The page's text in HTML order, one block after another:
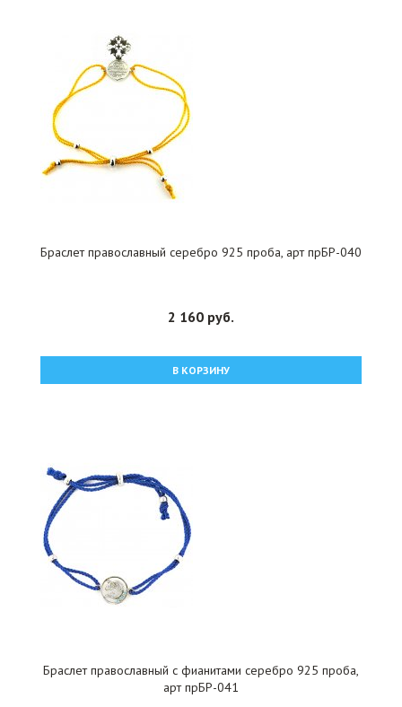
Браслет православный серебро 925 проба, арт прБР-040
2 160 руб.
В КОРЗИНУ
Браслет православный с фианитами серебро 925 проба,
арт прБР-041